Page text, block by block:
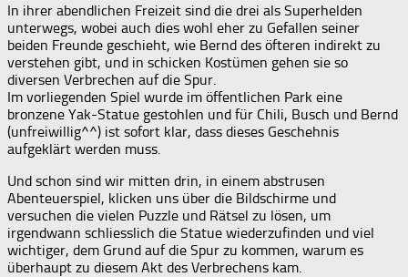
In ihrer abendlichen Freizeit sind die drei als Superhelden
unterwegs, wobei auch dies wohl eher zu Gefallen seiner
beiden Freunde geschieht, wie Bernd des öfteren indirekt zu
verstehen gibt, und in schicken Kostümen gehen sie so
diversen Verbrechen auf die Spur.
Im vorliegenden Spiel wurde im öffentlichen Park eine
bronzene Yak-Statue gestohlen und für Chili, Busch und Bernd
(unfreiwillig^^) ist sofort klar, dass dieses Geschehnis
aufgeklärt werden muss.
Und schon sind wir mitten drin, in einem abstrusen
Abenteuerspiel, klicken uns über die Bildschirme und
versuchen die vielen Puzzle und Rätsel zu lösen, um
irgendwann schliesslich die Statue wiederzufinden und viel
wichtiger, dem Grund auf die Spur zu kommen, warum es
überhaupt zu diesem Akt des Verbrechens kam.